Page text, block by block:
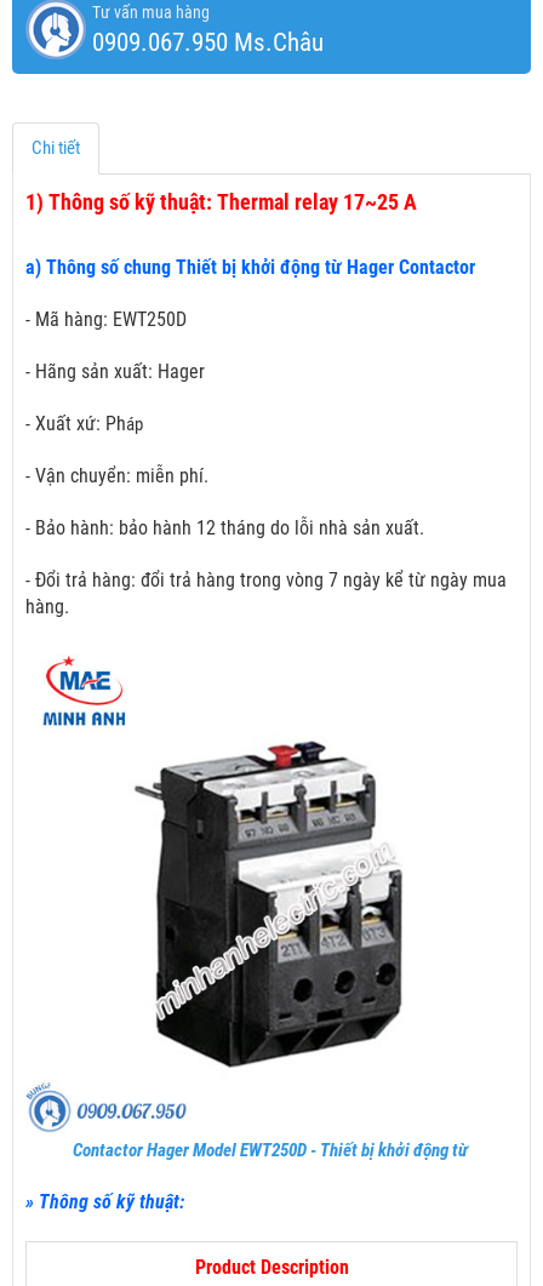
Tư vấn mua hàng
0909.067.950 Ms.Châu
Chi tiết
1) Thông số kỹ thuật: Thermal relay 17~25 A
a) Thông số chung Thiết bị khởi động từ Hager Contactor
- Mã hàng: EWT250D
- Hãng sản xuất: Hager
- Xuất xứ: Pháp
- Vận chuyển: miễn phí.
- Bảo hành: bảo hành 12 tháng do lỗi nhà sản xuất.
- Đổi trả hàng: đổi trả hàng trong vòng 7 ngày kể từ ngày mua
hàng.
Contactor Hager Model EWT250D - Thiết bị khởi động từ
» Thông số kỹ thuật:
Product Description